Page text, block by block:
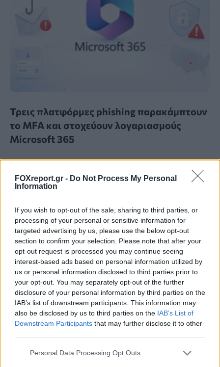
FOXreport.gr - Do Not Process My Personal
Information
If you wish to opt-out of the sale, sharing to third parties, or
processing of your personal or sensitive information for
targeted advertising by us, please use the below opt-out
section to confirm your selection. Please note that after your
opt-out request is processed you may continue seeing
interest-based ads based on personal information utilized by
us or personal information disclosed to third parties prior to
your opt-out. You may separately opt-out of the further
disclosure of your personal information by third parties on the
IAB’s list of downstream participants. This information may
also be disclosed by us to third parties on the IAB’s List of
Downstream Participants that may further disclose it to other
Personal Data Processing Opt Outs
Τρεις πλατφόρμες phishing παρακάμπτουν
το MFA και στοχεύουν λογαριασμούς
Microsoft 365
ΤΕΧΝΟΛΟΓΊΑ 09:00, 08/08/2026
Νέοι υπέρλεπτοι υπεραγωγοί ανοίγουν τον
δρόμο για μικρότερες και αποδοτικότερες